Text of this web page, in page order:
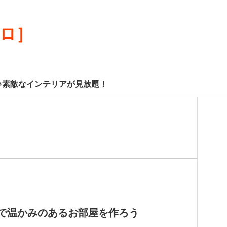
］
敵なインテリアが見放題！
温かみのあるお部屋を作ろう